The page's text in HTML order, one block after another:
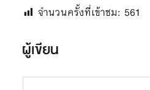
จำนวนครั้งที่เข้าชม: 561
ผู้เขียน